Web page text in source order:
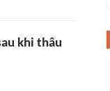
khi thâu